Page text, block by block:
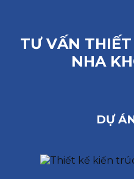
TƯ VẤN
NHA
DỰ